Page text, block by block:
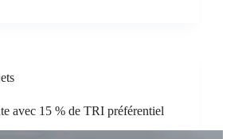
avec 15 % de TRI préférentiel